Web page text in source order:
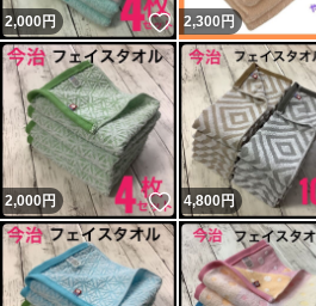
2,000円 いいね！
2,300 円
2,000円 いいね！
4,800円